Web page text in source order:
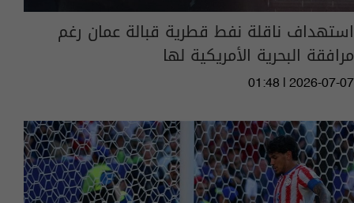
استهداف ناقلة نفط قطرية قبالة عمان رغم
مرافقة البحرية الأمريكية لها
01:48 | 2026-07-07